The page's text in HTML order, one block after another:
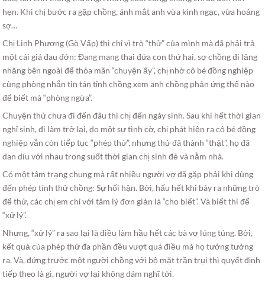
hẹn. Khi chị bước ra gặp chồng, ánh mắt anh vừa kinh ngạc, vừa hoảng
sợ…
Chị Linh Phương (Gò Vấp) thì chỉ vì trò “thử” của mình mà đã phải trả
một cái giá đau đớn: Đang mang thai đứa con thứ hai, sợ chồng đi lăng
nhăng bên ngoài để thỏa mãn “chuyện ấy”, chị nhờ cô bé đồng nghiệp
cùng phòng nhắn tin tán tỉnh chồng xem anh chồng phản ứng thế nào
để biết mà “phòng ngừa”.
Chuyện thử chưa đi đến đâu thì chị đến ngày sinh. Sau khi hết thời gian
nghỉ sinh, đi làm trở lại, do một sự tình cờ, chị phát hiện ra cô bé đồng
nghiệp vẫn còn tiếp tục “phép thử”, nhưng thử đã thành “thật”, họ đã
dan díu với nhau trong suốt thời gian chị sinh đẻ và nằm nhà.
Có một tâm trạng chung mà rất nhiều người vợ đã gặp phải khi dùng
đến phép tính thử chồng: Sự hối hận. Bởi, hấu hết khi bày ra những trò
để thử, các chị em chỉ với tâm lý đơn giản là “cho biết”. Và biết thì để
“xử lý”.
Nhưng, “xử lý” ra sao lại là điều làm hầu hết các bà vợ lúng túng. Bởi,
kết quả của phép thử đa phần đều vượt quá điều mà họ tưởng tưởng
ra. Và, đứng trước một người chồng với bộ mặt trần trụi thì quyết định
tiếp theo là gì, người vợ lại không dám nghĩ tới.